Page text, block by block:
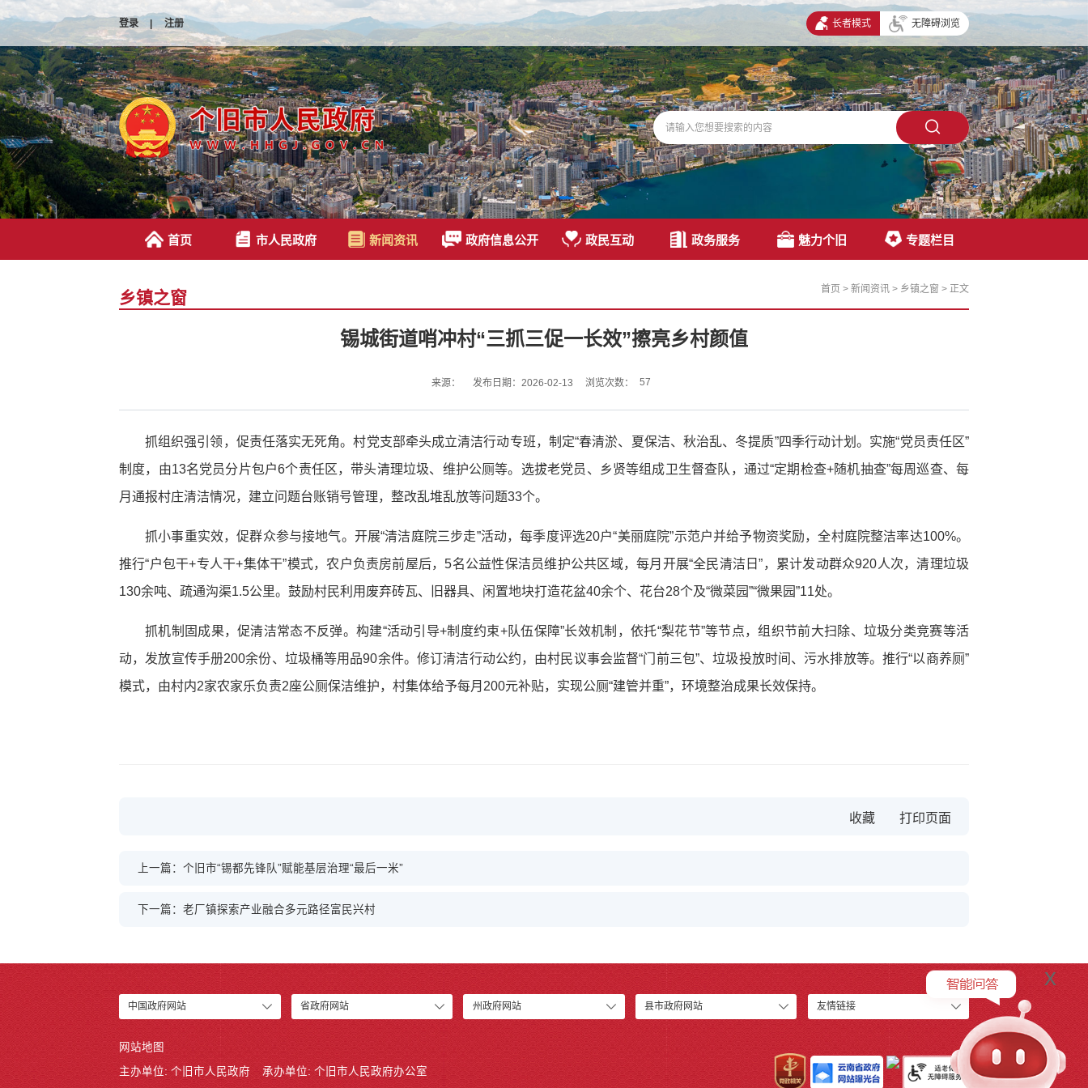
登录 | 注册 长者模式 无障碍浏览
首页 市人民政府 新闻资讯 政府信息公开 政民互动 政务服务 魅力个旧 专题栏目
乡镇之窗 首页 > 新闻资讯 > 乡镇之窗 > 正文
锡城街道哨冲村“三抓三促一长效”擦亮乡村颜值
来源： 发布日期：2026-02-13 浏览次数： 57
抓组织强引领，促责任落实无死角。村党支部牵头成立清洁行动专班，制定“春清淤、夏保洁、秋治乱、冬提质”四季行动计划。实施“党员责任区”
制度，由13名党员分片包户6个责任区，带头清理垃圾、维护公厕等。选拔老党员、乡贤等组成卫生督查队，通过“定期检查+随机抽查”每周巡查、每
月通报村庄清洁情况，建立问题台账销号管理，整改乱堆乱放等问题33个。
抓小事重实效，促群众参与接地气。开展“清洁庭院三步走”活动，每季度评选20户“美丽庭院”示范户并给予物资奖励，全村庭院整洁率达100%。
推行“户包干+专人干+集体干”模式，农户负责房前屋后，5名公益性保洁员维护公共区域，每月开展“全民清洁日”，累计发动群众920人次，清理垃圾
130余吨、疏通沟渠1.5公里。鼓励村民利用废弃砖瓦、旧器具、闲置地块打造花盆40余个、花台28个及“微菜园”“微果园”11处。
抓机制固成果，促清洁常态不反弹。构建“活动引导+制度约束+队伍保障”长效机制，依托“梨花节”等节点，组织节前大扫除、垃圾分类竞赛等活
动，发放宣传手册200余份、垃圾桶等用品90余件。修订清洁行动公约，由村民议事会监督“门前三包”、垃圾投放时间、污水排放等。推行“以商养厕”
模式，由村内2家农家乐负责2座公厕保洁维护，村集体给予每月200元补贴，实现公厕“建管并重”，环境整治成果长效保持。
收藏
上一篇：个旧市“锡都先锋队”赋能基层治理“最后一米”
下一篇：老厂镇探索产业融合多元路径富民兴村
中国政府网站 省政府网站 州政府网站 县市政府网站 友情链接
网站地图
主办单位: 个旧市人民政府 承办单位: 个旧市人民政府办公室
x